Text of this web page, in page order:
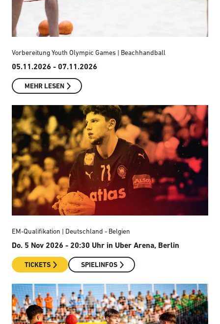
Vorbereitung Youth Olympic Games | Beachhandball
05.11.2026 - 07.11.2026
MEHR LESEN
EM-Qualifikation | Deutschland - Belgien
Do. 5 Nov 2026 - 20:30 Uhr in Uber Arena, Berlin
TICKETS SPIELINFOS